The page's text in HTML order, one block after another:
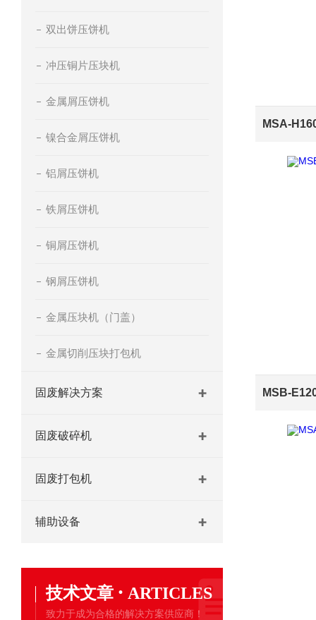
双出饼压饼机
冲压铜片压块机
金属屑压饼机
镍合金屑压饼机
铝屑压饼机
铁屑压饼机
铜屑压饼机
钢屑压饼机
金属压块机（门盖）
金属切削压块打包机
固废解决方案
固废破碎机
固废打包机
辅助设备
技术文章 · ARTICLES
致力于成为合格的解决方案供应商！